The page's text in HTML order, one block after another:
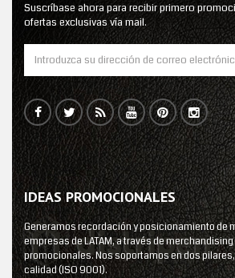
Suscríbase ahora para recibir primero
ofertas exclusivas vía mail.
IDEAS PROMOCIONALES
Generamos recordación y posicionamiento de
empresas de LATAM, a través de
promocionales. Nos soportamos en dos
calidad (ISO 9001).